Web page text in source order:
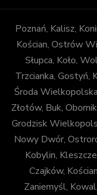
Poznań, Kalisz,
Kościan, Ostrów
Słupca, Koło,
Trzcianka, Gostyń,
Środa
Złotów, Buk,
Grodzisk
Nowy Dwór,
Kobylin,
Czajków,
Zaniemyśl,